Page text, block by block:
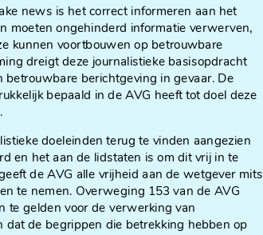
news is het correct informeren aan het
moeten ongehinderd informatie verwerven,
kunnen voortbouwen op betrouwbare
dreigt deze journalistieke basisopdracht
berichtgeving in gevaar. De
bepaald in de AVG heeft tot doel deze
doeleinden terug te vinden aangezien
en het aan de lidstaten is om dit vrij in te
de AVG alle vrijheid aan de wetgever mits
te nemen. Overweging 153 van de AVG
te gelden voor de verwerking van
de begrippen die betrekking hebben op